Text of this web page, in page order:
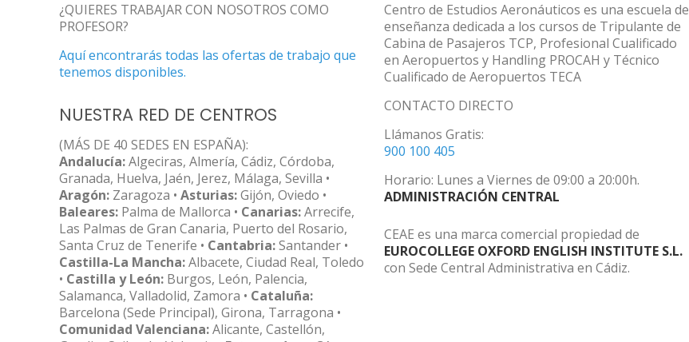
¿QUIERES TRABAJAR CON NOSOTROS COMO
PROFESOR?
Aquí encontrarás todas las ofertas de trabajo que
tenemos disponibles.
NUESTRA RED DE CENTROS
(MÁS DE 40 SEDES EN ESPAÑA):
Andalucía:Algeciras, Almería, Cádiz, Córdoba,
Granada, Huelva, Jaén, Jerez, Málaga, Sevilla •
Aragón: Zaragoza • Asturias:Gijón, Oviedo •
Baleares: Palma de Mallorca • Canarias:Arrecife,
Las Palmas de Gran Canaria, Puerto del Rosario,
Santa Cruz de Tenerife • Cantabria:Santander •
Castilla-La Mancha:Albacete, Ciudad Real, Toledo
• Castilla y León: Burgos, León, Palencia,
Salamanca, Valladolid, Zamora • Cataluña:
Barcelona (Sede Principal), Girona, Tarragona •
Comunidad Valenciana:Alicante, Castellón,
Centro de Estudios Aeronáuticos es una escuela de
enseñanza dedicada a los cursos de Tripulante de
Cabina de Pasajeros TCP, Profesional Cualificado
en Aeropuertos y Handling PROCAH y Técnico
Cualificado de Aeropuertos TECA
CONTACTO DIRECTO
Llámanos Gratis:
900 100 405
Horario: Lunes a Viernes de 09:00 a 20:00h.
ADMINISTRACIÓN CENTRAL
CEAE es una marca comercial propiedad de
EUROCOLLEGE OXFORD ENGLISH INSTITUTE S.L.
con Sede Central Administrativa en Cádiz.